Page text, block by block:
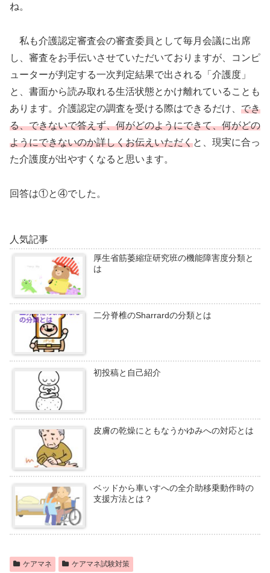
ね。
私も介護認定審査会の審査委員として毎月会議に出席
し、審査をお手伝いさせていただいておりますが、コンピ
ューターが判定する一次判定結果で出される「介護度」
と、書面から読み取れる生活状態とかけ離れていることも
あります。介護認定の調査を受ける際はできるだけ、 でき
る、できないで答えず、何がどのようにできて、何がどの
ようにできないのか詳しくお伝えいただくと、現実に合っ
た介護度が出やすくなると思います。
回答は①と④でした。
人気記事
厚生省筋萎縮症研究班の機能障害度分類と
は
二分脊椎のSharrardの分類とは
初投稿と自己紹介
皮膚の乾燥にともなうかゆみへの対応とは
ベッドから車いすへの全介助移乗動作時の
支援方法とは？
ケアマネ ケアマネ試験対策